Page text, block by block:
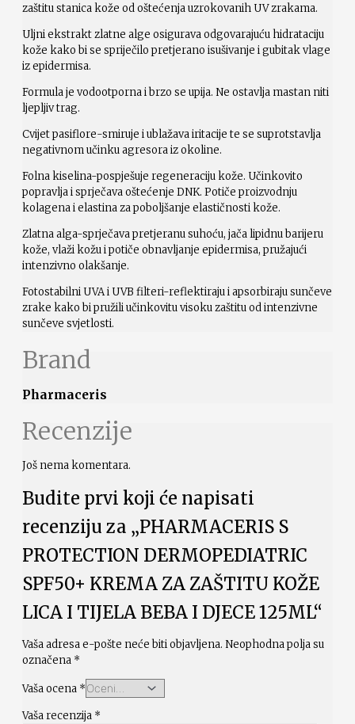
zaštitu stanica kože od oštećenja uzrokovanih UV zrakama.
Uljni ekstrakt zlatne alge osigurava odgovarajuću hidrataciju
kože kako bi se spriječilo pretjerano isušivanje i gubitak vlage
iz epidermisa.
Formula je vodootporna i brzo se upija. Ne ostavlja mastan niti
ljepljiv trag.
Cvijet pasiflore-smiruje i ublažava iritacije te se suprotstavlja
negativnom učinku agresora iz okoline.
Folna kiselina-pospješuje regeneraciju kože. Učinkovito
popravlja i sprječava oštećenje DNK. Potiče proizvodnju
kolagena i elastina za poboljšanje elastičnosti kože.
Zlatna alga-sprječava pretjeranu suhoću, jača lipidnu barijeru
kože, vlaži kožu i potiče obnavljanje epidermisa, pružajući
intenzivno olakšanje.
Fotostabilni UVA i UVB filteri-reflektiraju i apsorbiraju sunčeve
zrake kako bi pružili učinkovitu visoku zaštitu od intenzivne
sunčeve svjetlosti.
Brand
Pharmaceris
Recenzije
Još nema komentara.
Budite prvi koji će napisati
recenziju za „PHARMACERIS S
PROTECTION DERMOPEDIATRIC
SPF50+ KREMA ZA ZAŠTITU KOŽE
LICA I TIJELA BEBA I DJECE 125ML“
Vaša adresa e-pošte neće biti objavljena. Neophodna polja su
označena *
Vaša ocena *
Vaša recenzija *